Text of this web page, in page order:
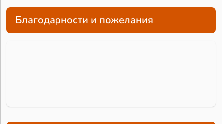
Благодарности и пожелания